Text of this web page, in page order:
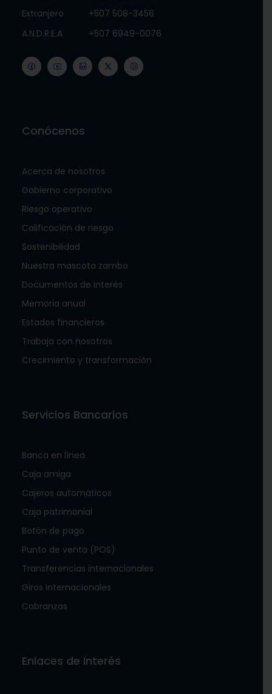
Extranjero
+507 508-3456
A.N.D.R.E.A
+507 6949-0076
Conócenos
Acerca de nosotros
Gobierno corporativo
Riesgo operativo
Calificación de riesgo
Sostenibilidad
Nuestra mascota zambo
Documentos de interés
Memoria anual
Estados financieros
Trabaja con nosotros
Crecimiento y transformación
Servicios Bancarios
Banca en línea
Caja amiga
Cajeros automáticos
Caja patrimonial
Botón de pago
Punto de venta (POS)
Transferencias internacionales
Giros internacionales
Cobranzas
Enlaces de Interés